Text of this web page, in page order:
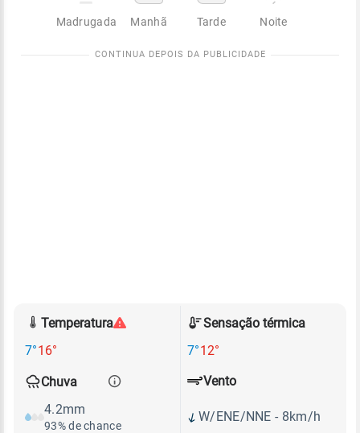
Madrugada Manhã Tarde Noite
Temperatura
7°16°
Sensação térmica
7°12°
Chuva
4.2mm
93% de chance
Vento
W/ENE/NNE - 8km/h